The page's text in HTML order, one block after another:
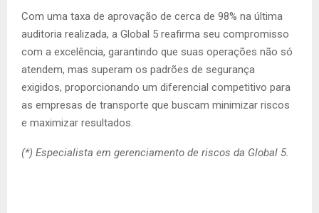
Com uma taxa de aprovação de cerca de 98% na última
auditoria realizada, a Global 5 reafirma seu compromisso
com a excelência, garantindo que suas operações não só
atendem, mas superam os padrões de segurança
exigidos, proporcionando um diferencial competitivo para
as empresas de transporte que buscam minimizar riscos
e maximizar resultados.
(*) Especialista em gerenciamento de riscos da Global 5.